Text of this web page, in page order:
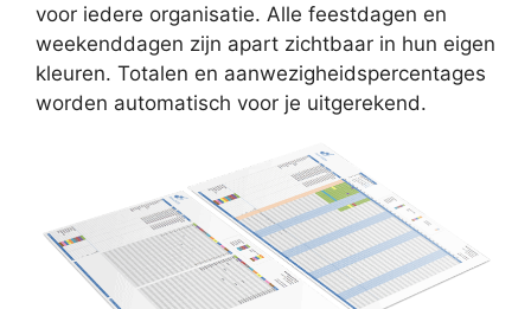
voor iedere organisatie. Alle feestdagen en
weekenddagen zijn apart zichtbaar in hun eigen
kleuren. Totalen en aanwezigheidspercentages
worden automatisch voor je uitgerekend.